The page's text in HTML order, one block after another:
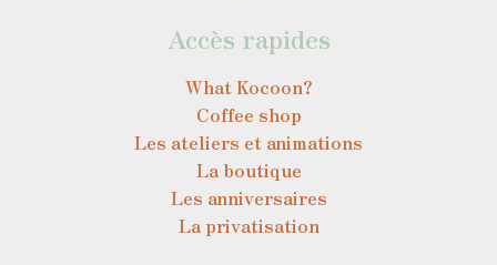
Accès rapides
What Kocoon?
Coffee shop
Les ateliers et animations
La boutique
Les anniversaires
La privatisation